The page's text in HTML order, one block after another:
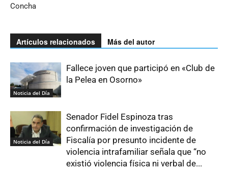
Concha
Artículos relacionados Más del autor
Noticia del Día
Fallece joven que participó en «Club de
la Pelea en Osorno»
Noticia del Día
Senador Fidel Espinoza tras
confirmación de investigación de
Fiscalía por presunto incidente de
violencia intrafamiliar señala que “no
existió violencia física ni verbal de...